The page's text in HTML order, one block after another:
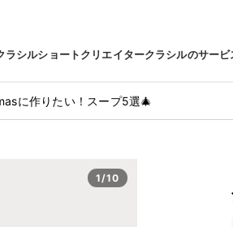
ラシルショートクリエイタークラシルのサービ
に作りたい！スープ5選🎄
1/10